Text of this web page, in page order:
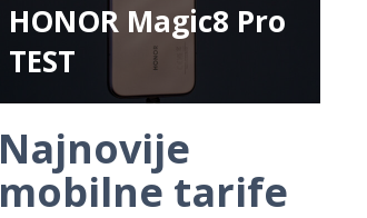
HONOR Magic8 Pro
TEST
Najnovije
mobilne tarife